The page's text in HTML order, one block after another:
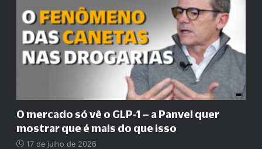
O mercado só vê o GLP-1 – a Panvel quer
mostrar que é mais do que isso
17 de julho de 2026